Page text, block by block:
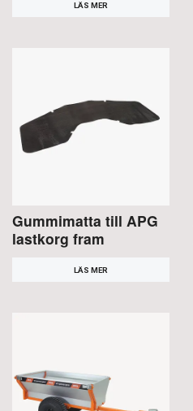
LÄS MER
Gummimatta till APG
lastkorg fram
LÄS MER